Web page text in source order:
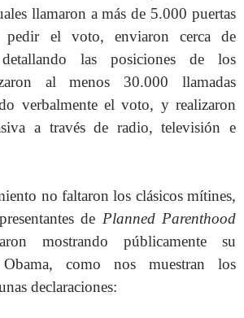
llamaron a más de 5.000 puertas
el voto, enviaron cerca de
las posiciones de los
al menos 30.000 llamadas
verbalmente el voto, y realizaron
a través de radio, televisión e
no faltaron los clásicos mítines,
de Planned Parenthood
mostrando públicamente su
como nos muestran los
declaraciones: